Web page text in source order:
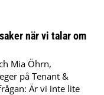
när vi talar om
Mia Öhrn,
på Tenant &
Är vi inte lite